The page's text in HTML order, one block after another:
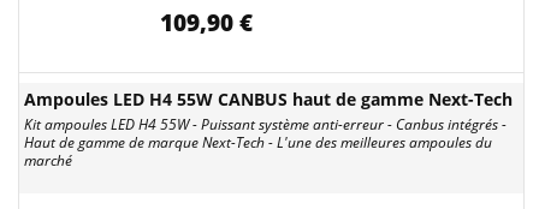
109,90 €
Ampoules LED H4 55W CANBUS haut de gamme Next-Tech
Kit ampoules LED H4 55W - Puissant système anti-erreur - Canbus intégrés -
Haut de gamme de marque Next-Tech - L'une des meilleures ampoules du
marché